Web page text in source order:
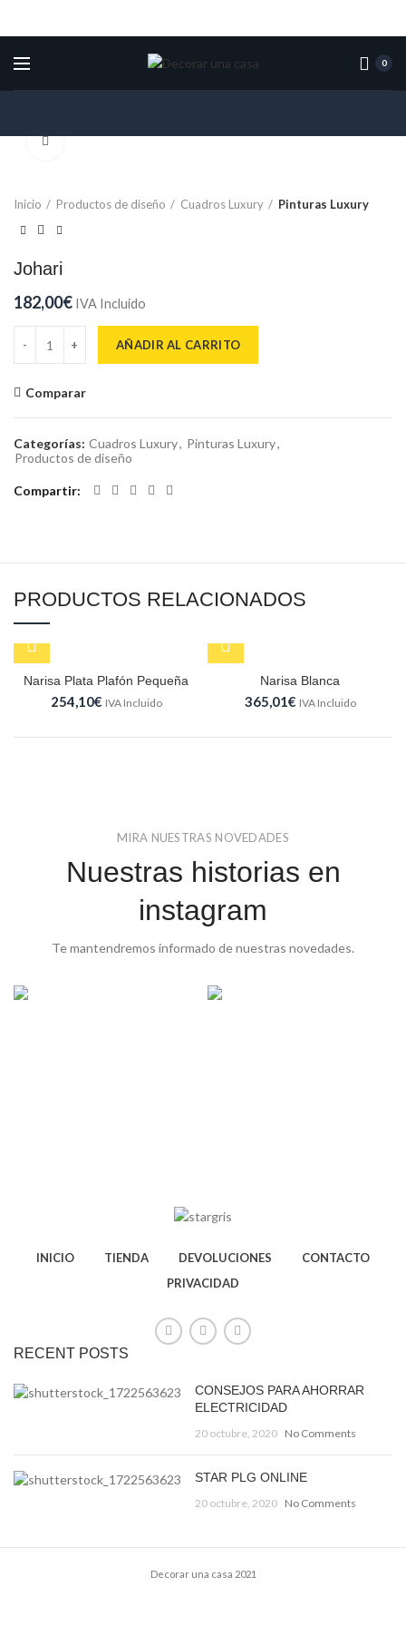
0
Inicio Productos de diseño Cuadros Luxury Pinturas Luxury
Johari
182,00€ IVA Incluido
AÑADIR AL CARRITO
Comparar
Categorías: Cuadros Luxury, Pinturas Luxury,
Productos de diseño
Compartir
PRODUCTOS RELACIONADOS
Narisa Plata Plafón Pequeña
254,10€ IVA Incluido
Narisa Blanca
365,01€ IVA Incluido
MIRA NUESTRAS NOVEDADES
Nuestras historias en
instagram
Te mantendremos informado de nuestras novedades.
INICIO TIENDA DEVOLUCIONES
CONTACTO
PRIVACIDAD
RECENT POSTS
CONSEJOS PARA AHORRAR
ELECTRICIDAD
20 octubre, 2020 No Comments
STAR PLG ONLINE
20 octubre, 2020 No Comments
Decorar una casa 2021